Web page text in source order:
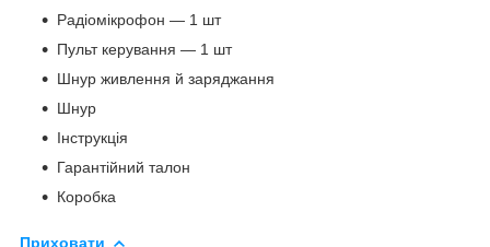
Радіомікрофон — 1 шт
Пульт керування — 1 шт
Шнур живлення й заряджання
Шнур
Інструкція
Гарантійний талон
Коробка
Приховати